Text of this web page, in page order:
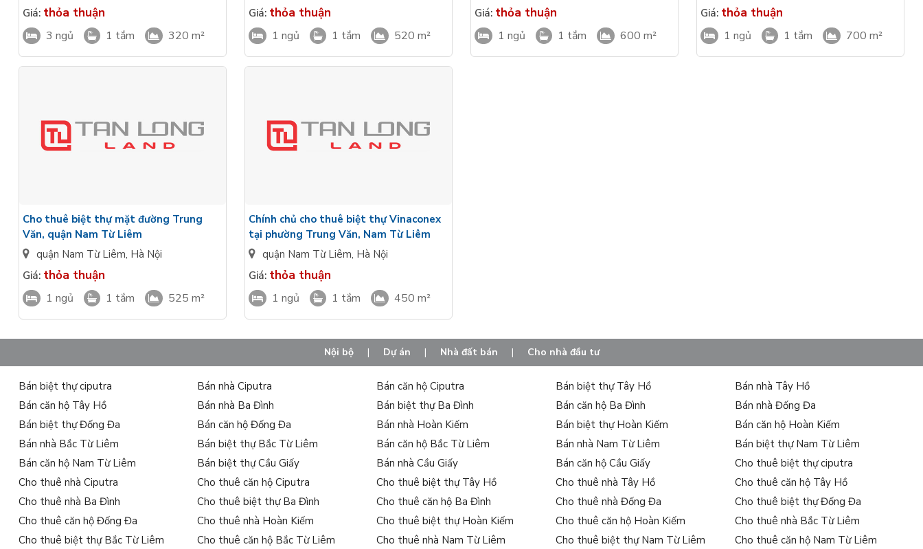
Giá: thỏa thuận
3 ngủ 1 tắm 320 m²
Giá: thỏa thuận
1 ngủ 1 tắm 520 m²
Giá: thỏa thuận
1 ngủ 1 tắm 600 m²
Giá: thỏa thuận
1 ngủ 1 tắm 700 m²
Cho thuê biệt thự mặt đường Trung
Văn, quận Nam Từ Liêm
quận Nam Từ Liêm, Hà Nội
Giá: thỏa thuận
1 ngủ 1 tắm 525 m²
Chính chủ cho thuê biệt thự Vinaconex
tại phường Trung Văn, Nam Từ Liêm
quận Nam Từ Liêm, Hà Nội
Giá: thỏa thuận
1 ngủ 1 tắm 450 m²
Nội bộ | Dự án | Nhà đất bán | Cho nhà đầu tư
Bán biệt thự ciputra Bán nhà Ciputra Bán căn hộ Ciputra Bán biệt thự Tây Hồ
Bán nhà Tây Hồ
Bán căn hộ Tây Hồ
Bán nhà Ba Đình Bán biệt thự Ba Đình Bán căn hộ Ba Đình
Bán nhà Đống Đa
Bán biệt thự Đống Đa
Bán căn hộ Đống Đa Bán nhà Hoàn Kiếm Bán biệt thự Hoàn Kiếm
Bán căn hộ Hoàn Kiếm
Bán nhà Bắc Từ Liêm
Bán biệt thự Bắc Từ Liêm Bán căn hộ Bắc Từ Liêm Bán nhà Nam Từ Liêm
Bán biệt thự Nam Từ Liêm
Bán căn hộ Nam Từ Liêm
Bán biệt thự Cầu Giấy Bán nhà Cầu Giấy Bán căn hộ Cầu Giấy
Cho thuê biệt thự ciputra
Cho thuê nhà Ciputra
Cho thuê căn hộ Ciputra Cho thuê biệt thự Tây Hồ Cho thuê nhà Tây Hồ
Cho thuê căn hộ Tây Hồ
Cho thuê nhà Ba Đình
Cho thuê biệt thự Ba Đình Cho thuê căn hộ Ba Đình Cho thuê nhà Đống Đa
Cho thuê biệt thự Đống Đa
Cho thuê căn hộ Đống Đa
Cho thuê nhà Hoàn Kiếm Cho thuê biệt thự Hoàn Kiếm Cho thuê căn hộ Hoàn Kiếm
Cho thuê nhà Bắc Từ Liêm
Cho thuê biệt thự Bắc Từ Liêm
Cho thuê căn hộ Bắc Từ Liêm Cho thuê nhà Nam Từ Liêm Cho thuê biệt thự Nam Từ Liêm Cho thuê căn hộ Nam Từ Liêm